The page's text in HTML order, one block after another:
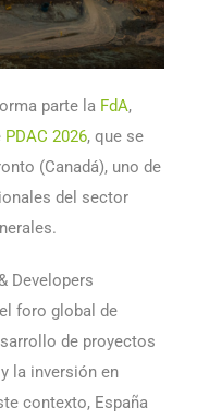
parte la FdA,
PDAC 2026, que se
(Canadá), uno de
del sector
Developers
foro global de
de proyectos
la inversión en
contexto, España